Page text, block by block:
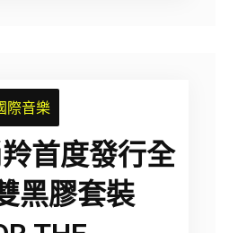
際音樂
首度發行全
黑膠套裝